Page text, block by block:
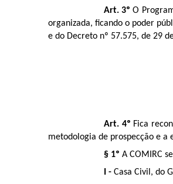
Art. 3º O
organizada, ficando o poder
e do Decreto nº 57.575, de 29
Art. 4º Fica
metodologia de prospecção e a
§ 1º A COMIRC
I - Casa Civil, do